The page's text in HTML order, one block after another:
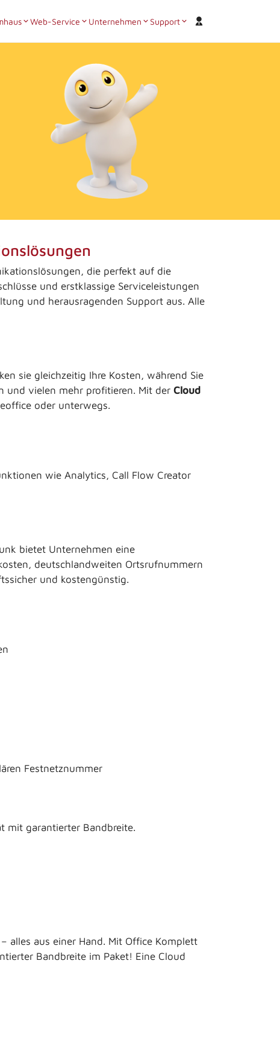
Web-Service Unternehmen Support
die perfekt auf die
und erstklassige Serviceleistungen
und herausragenden Support aus. Alle
sie gleichzeitig Ihre Kosten, während Sie
und vielen mehr profitieren. Mit der Cloud
oder unterwegs.
wie Analytics, Call Flow Creator
bietet Unternehmen eine
deutschlandweiten Ortsrufnummern
und kostengünstig.
Festnetznummer
mit garantierter Bandbreite.
alles aus einer Hand. Mit Office Komplett
Bandbreite im Paket! Eine Cloud